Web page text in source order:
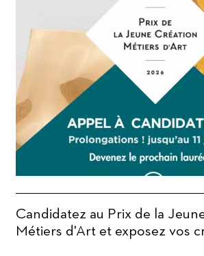
Candidatez au Prix de la
Métiers d'Art et exposez vos